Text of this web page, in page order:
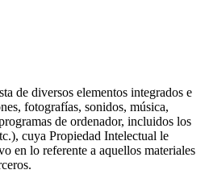
de diversos elementos integrados e
fotografías, sonidos, música,
de ordenador, incluidos los
cuya Propiedad Intelectual le
en lo referente a aquellos materiales